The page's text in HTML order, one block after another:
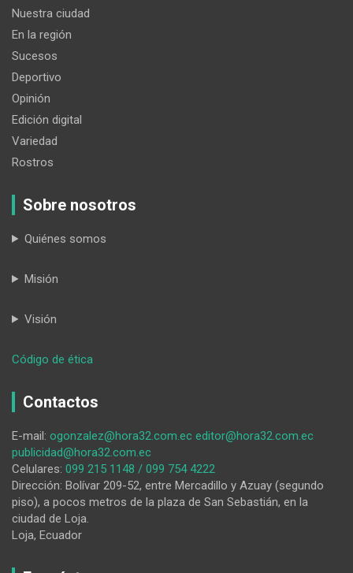
Nuestra ciudad
En la región
Sucesos
Deportivo
Opinión
Edición digital
Variedad
Rostros
Sobre nosotros
Quiénes somos
Misión
Visión
Código de ética
trapo
Contactos
E-mail: ogonzalez@hora32.com.ec editor@hora32.com.ec
publicidad@hora32.com.ec
Celulares: 099 215 1148 / 099 754 4222
Dirección: Bolívar 209-52, entre Mercadillo y Azuay (segundo
piso), a pocos metros de la plaza de San Sebastián, en la
ciudad de Loja.
Loja, Ecuador